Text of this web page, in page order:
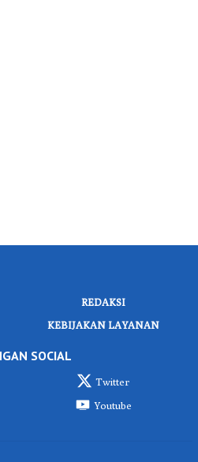
REDAKSI
KEBIJAKAN LAYANAN
SOCIAL
Twitter
Youtube